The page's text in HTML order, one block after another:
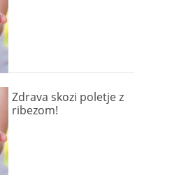
Zdrava skozi poletje z
ribezom!